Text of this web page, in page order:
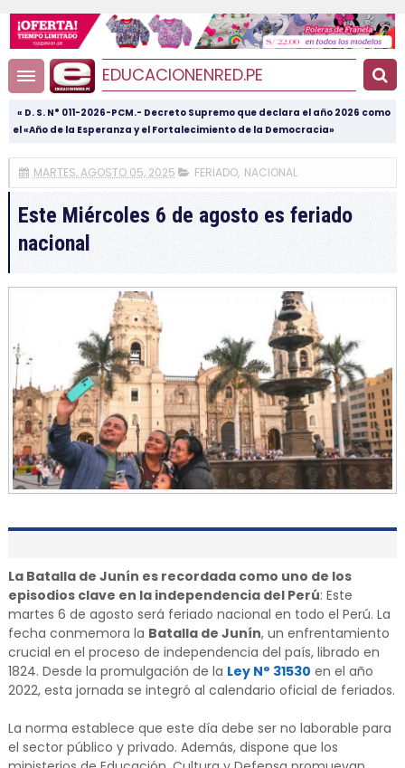
EDUCACIONENRED.PE
« D. S. N° 011-2026-PCM.- Decreto Supremo que declara el año 2026 como
el «Año de la Esperanza y el Fortalecimiento de la Democracia»
MARTES, AGOSTO 05, 2025 FERIADO, NACIONAL
Este Miércoles 6 de agosto es feriado
nacional
La Batalla de Junín es recordada como uno de los
episodios clave en la independencia del Perú: Este
martes 6 de agosto será feriado nacional en todo el Perú. La
fecha conmemora la Batalla de Junín, un enfrentamiento
crucial en el proceso de independencia del país, librado en
1824. Desde la promulgación de la Ley N° 31530 en el año
2022, esta jornada se integró al calendario oficial de feriados.
La norma establece que este día debe ser no laborable para
el sector público y privado. Además, dispone que los